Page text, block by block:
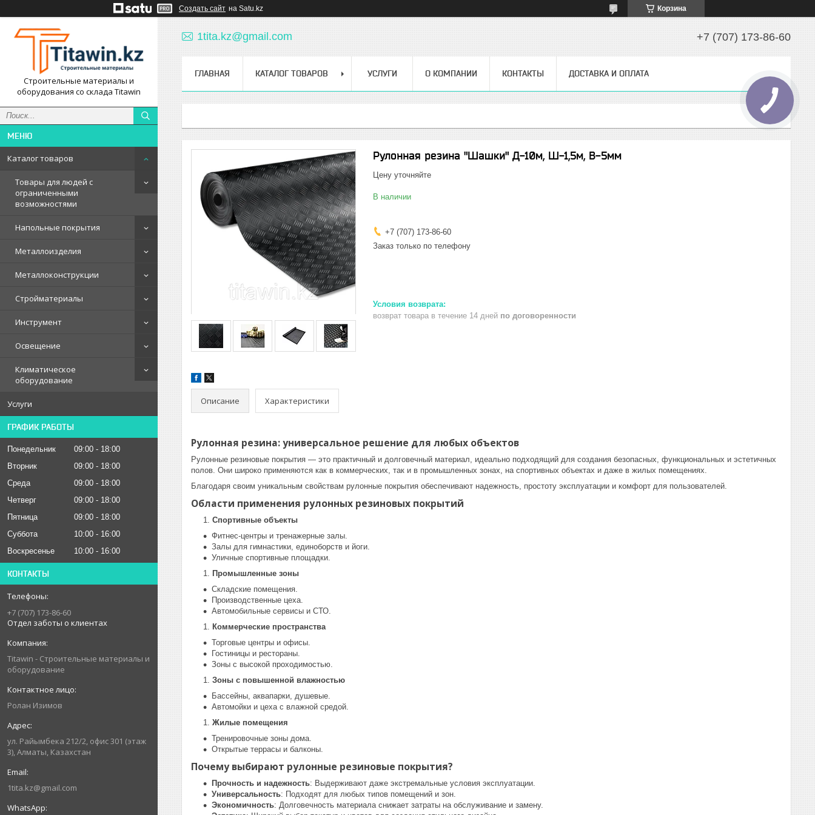
Создать сайт на Satu.kz Корзина
Строительные материалы и
оборудования со склада Titawin
Каталог товаров
Товары для людей с
ограниченными
возможностями
Напольные покрытия
Металлоизделия
Металлоконструкции
Стройматериалы
Инструмент
Освещение
Климатическое
оборудование
Услуги
ГРАФИК РАБОТЫ
Понедельник 09:00
18:00
Вторник
09:00
18:00
Среда
09:00
18:00
Четверг
09:00
18:00
Пятница
09:00
18:00
Суббота
10:00
16:00
Воскресенье
10:00 16:00
КОНТАКТЫ
+7 (707) 173-86-60
Отдел заботы о клиентах
Titawin - Строительные материалы и
оборудование
Ролан Изимов
ул. Райымбека 212/2, офис 301 (этаж
3), Алматы, Казахстан
1tita.kz@gmail.com
1tita.kz@gmail.com +7 (707) 173-86-60
ГЛАВНАЯ КАТАЛОГ ТОВАРОВ УСЛУГИ О КОМПАНИИ КОНТАКТЫ ДОСТАВКА И ОПЛАТА
Рулонная резина "Шашки" Д-10м, Ш-1,5м, В-5мм
Цену уточняйте
В наличии
+7 (707) 173-86-60
Заказ только по телефону
возврат товара в течение 14 дней по договоренности
Описание Характеристики
Рулонная резина: универсальное решение для любых объектов
Рулонные резиновые покрытия — это практичный и долговечный материал, идеально подходящий для создания безопасных, функциональных и эстетичных
полов. Они широко применяются как в коммерческих, так и в промышленных зонах, на спортивных объектах и даже в жилых помещениях.
Благодаря своим уникальным свойствам рулонные покрытия обеспечивают надежность, простоту эксплуатации и комфорт для пользователей.
Области применения рулонных резиновых покрытий
Спортивные объекты
Фитнес-центры и тренажерные залы.
Залы для гимнастики, единоборств и йоги.
Уличные спортивные площадки.
Промышленные зоны
Складские помещения.
Производственные цеха.
Автомобильные сервисы и СТО.
Коммерческие пространства
Торговые центры и офисы.
Гостиницы и рестораны.
Зоны с высокой проходимостью.
Зоны с повышенной влажностью
Бассейны, аквапарки, душевые.
Автомойки и цеха с влажной средой.
Жилые помещения
Тренировочные зоны дома.
Открытые террасы и балконы.
Почему выбирают рулонные резиновые покрытия?
Прочность и надежность: Выдерживают даже экстремальные условия эксплуатации.
Универсальность: Подходят для любых типов помещений и зон.
Экономичность: Долговечность материала снижает затраты на обслуживание и замену.